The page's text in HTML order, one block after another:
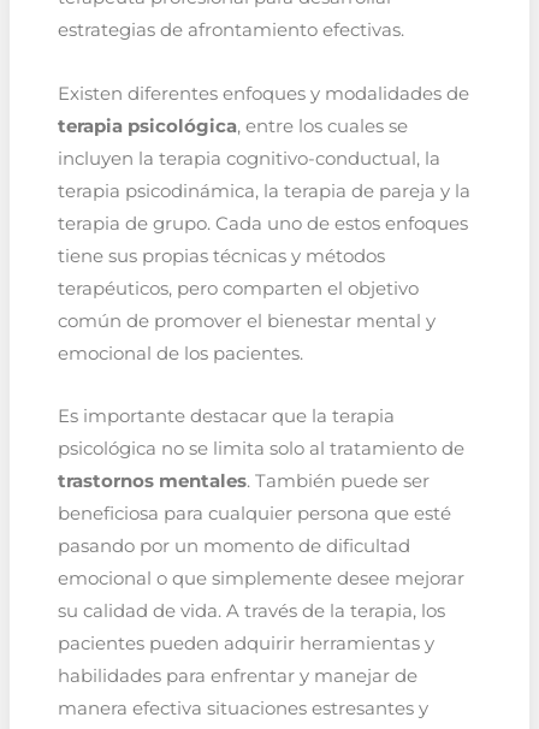
estrategias de afrontamiento efectivas.
Existen diferentes enfoques y modalidades de
terapia psicológica, entre los cuales se
incluyen la terapia cognitivo-conductual, la
terapia psicodinámica, la terapia de pareja y la
terapia de grupo. Cada uno de estos enfoques
tiene sus propias técnicas y métodos
terapéuticos, pero comparten el objetivo
común de promover el bienestar mental y
emocional de los pacientes.
Es importante destacar que la terapia
psicológica no se limita solo al tratamiento de
trastornos mentales. También puede ser
beneficiosa para cualquier persona que esté
pasando por un momento de dificultad
emocional o que simplemente desee mejorar
su calidad de vida. A través de la terapia, los
pacientes pueden adquirir herramientas y
habilidades para enfrentar y manejar de
manera efectiva situaciones estresantes y